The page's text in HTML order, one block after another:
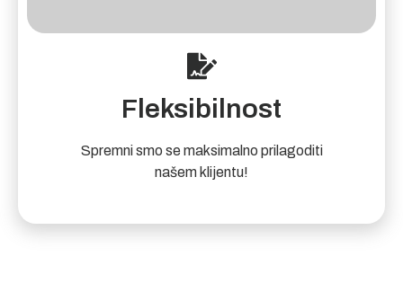
Fleksibilnost
Spremni smo se maksimalno prilagoditi
našem klijentu!